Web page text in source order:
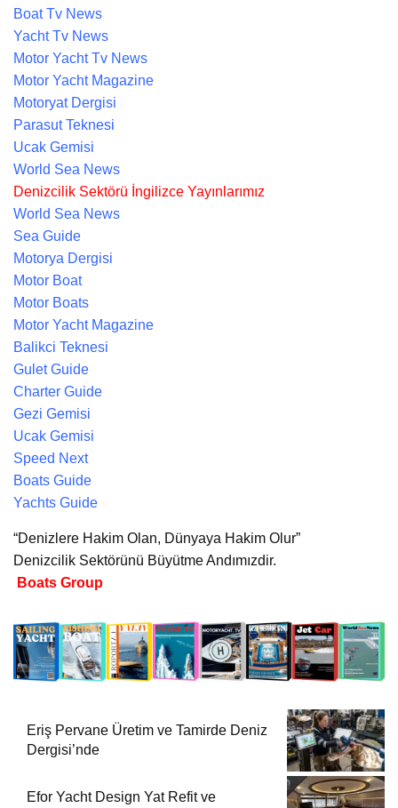
Boat Tv News
Yacht Tv News
Motor Yacht Tv News
Motor Yacht Magazine
Motoryat Dergisi
Parasut Teknesi
Ucak Gemisi
World Sea News
Denizcilik Sektörü İngilizce Yayınlarımız
World Sea News
Sea Guide
Motorya Dergisi
Motor Boat
Motor Boats
Motor Yacht Magazine
Balikci Teknesi
Gulet Guide
Charter Guide
Gezi Gemisi
Ucak Gemisi
Speed Next
Boats Guide
Yachts Guide
“Denizlere Hakim Olan, Dünyaya Hakim Olur”
Denizcilik Sektörünü Büyütme Andımızdir.
Boats Group
Eriş Pervane Üretim ve Tamirde Deniz
Dergisi’nde
Efor Yacht Design Yat Refit ve